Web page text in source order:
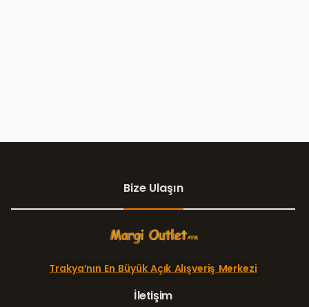
Bize Ulaşın
Trakya’nın En Büyük Açık Alışveriş Merkezi
İletişim